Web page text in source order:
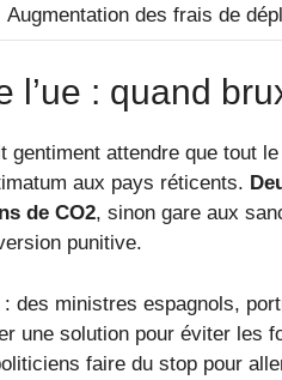
Augmentation des frais de
l’ue : quand
gentiment attendre que tout
aux pays réticents.
de CO2, sinon gare aux
punitive.
des ministres espagnols,
une solution pour éviter les
faire du stop pour